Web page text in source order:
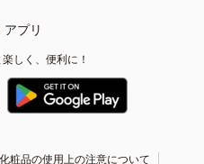
アプリ
しく、便利に！
化粧品の使用上の注意について